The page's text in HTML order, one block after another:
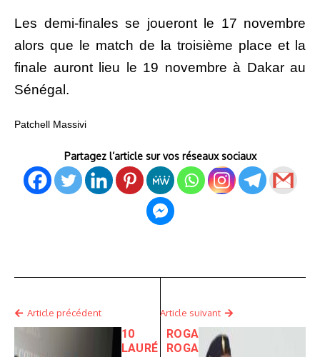
Les demi-finales se joueront le 17 novembre
alors que le match de la troisième place et la
finale auront lieu le 19 novembre à Dakar au
Sénégal.
Patchell Massivi
Partagez l’article sur vos réseaux sociaux
Article précédent
10
LAURÉ
Article suivant
ROGA
ROGA